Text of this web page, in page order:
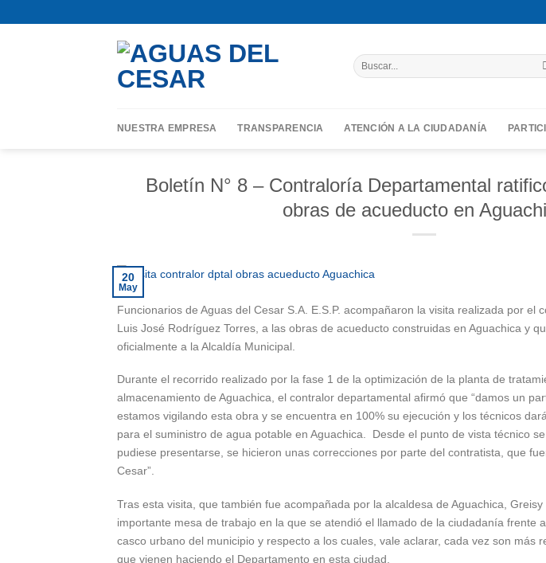
to
Buscar
por:
NUESTRA EMPRESA TRANSPARENCIA ATENCIÓN A LA CIUDADANÍA
Boletín N° 8 – Contraloría Departamental
obras de acueducto en
20
May
Funcionarios de Aguas del Cesar S.A. E.S.P. acompañaron la visita realizada por el
Luis José Rodríguez Torres, a las obras de acueducto construidas en Aguachica y
oficialmente a la Alcaldía Municipal.
Durante el recorrido realizado por la fase 1 de la optimización de la planta de
almacenamiento de Aguachica, el contralor departamental afirmó que “damos un
estamos vigilando esta obra y se encuentra en 100% su ejecución y los técnicos
para el suministro de agua potable en Aguachica. Desde el punto de vista técnico
pudiese presentarse, se hicieron unas correcciones por parte del contratista, que
Cesar”.
Tras esta visita, que también fue acompañada por la alcaldesa de Aguachica,
importante mesa de trabajo en la que se atendió el llamado de la ciudadanía frente
casco urbano del municipio y respecto a los cuales, vale aclarar, cada vez son más
que vienen haciendo el Departamento en esta ciudad.